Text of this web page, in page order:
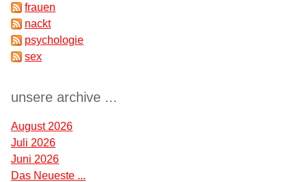
frauen
nackt
psychologie
sex
unsere archive ...
August 2026
Juli 2026
Juni 2026
Das Neueste ...